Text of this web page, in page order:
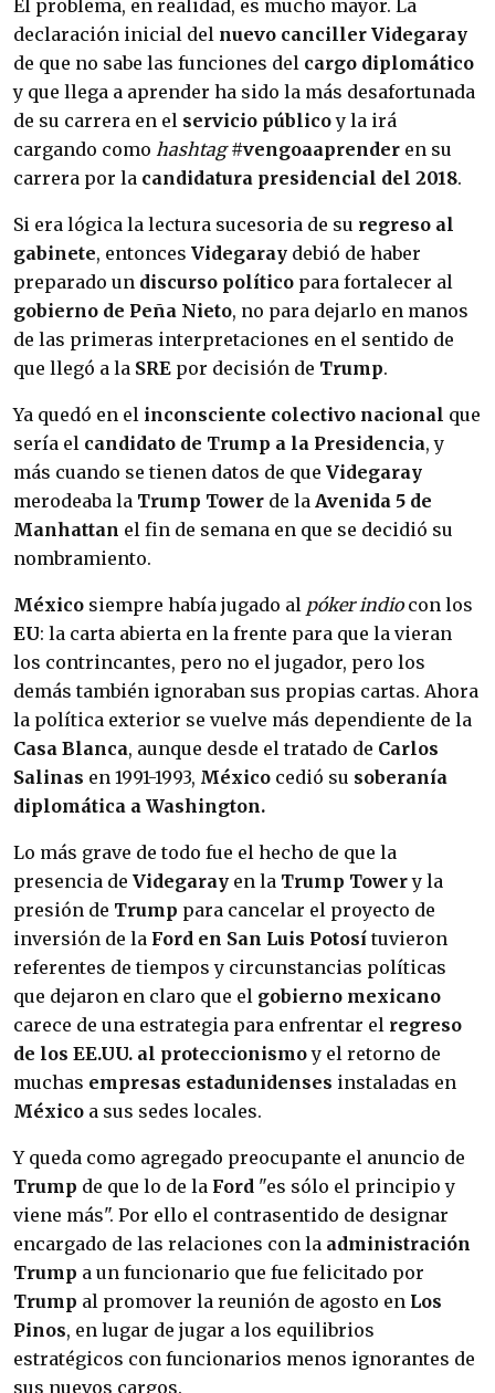
El problema, en realidad, es mucho mayor. La
declaración inicial del nuevo canciller Videgaray
de que no sabe las funciones del cargo diplomático
y que llega a aprender ha sido la más desafortunada
de su carrera en el servicio públicoy la irá
cargando como hashtag#vengoaaprender en su
carrera por la candidatura presidencial del 2018.
Si era lógica la lectura sucesoria de su regreso al
gabinete, entonces Videgaray debió de haber
preparado un discurso político para fortalecer al
gobierno de Peña Nieto, no para dejarlo en manos
de las primeras interpretaciones en el sentido de
que llegó a la SRE por decisión de Trump.
Ya quedó en el inconsciente colectivo nacional que
sería el candidato de Trump a la Presidencia, y
más cuando se tienen datos de que Videgaray
merodeaba la Trump Tower de la Avenida 5 de
Manhattan el fin de semana en que se decidió su
nombramiento.
México siempre había jugado al póker indiocon los
EU: la carta abierta en la frente para que la vieran
los contrincantes, pero no el jugador, pero los
demás también ignoraban sus propias cartas. Ahora
la política exterior se vuelve más dependiente de la
Casa Blanca, aunque desde el tratado de Carlos
Salinas en 1991-1993, México cedió su soberanía
diplomática a Washington.
Lo más grave de todo fue el hecho de que la
presencia de Videgaray en la Trump Towery la
presión de Trump para cancelar el proyecto de
inversión de la Ford en San Luis Potosí tuvieron
referentes de tiempos y circunstancias políticas
que dejaron en claro que el gobierno mexicano
carece de una estrategia para enfrentar el regreso
de los EE.UU. al proteccionismoy el retorno de
muchas empresas estadunidenses instaladas en
México a sus sedes locales.
Y queda como agregado preocupante el anuncio de
Trump de que lo de la Ford "es sólo el principio y
viene más". Por ello el contrasentido de designar
encargado de las relaciones con la administración
Trump a un funcionario que fue felicitado por
Trump al promover la reunión de agosto en Los
Pinos, en lugar de jugar a los equilibrios
estratégicos con funcionarios menos ignorantes de
sus nuevos cargos.